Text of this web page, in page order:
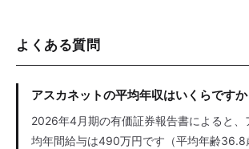
よくある質問
アスカネットの平均年収はいくらですか
2026年4月期の有価証券報告書によると、
均年間給与は490万円です（平均年齢36.8